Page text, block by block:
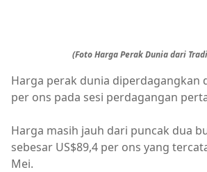
(Foto Harga Perak Dunia dari
Harga perak dunia diperdagangkan
per ons pada sesi perdagangan
Harga masih jauh dari puncak dua
sebesar US$89,4 per ons yang
Mei.